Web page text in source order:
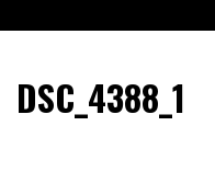
to
Граѓанска
Македонија
DSC_4388_1